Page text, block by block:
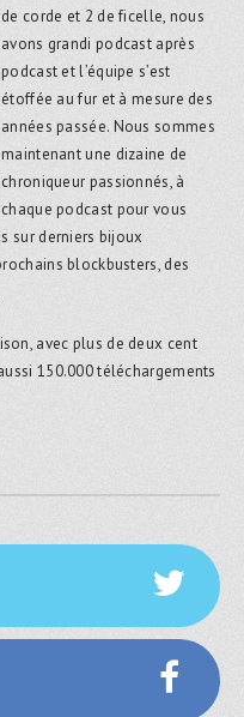
de corde et 2 de ficelle, nous
avons grandi podcast après
podcast et l’équipe s’est
étoffée au fur et à mesure des
années passée. Nous sommes
maintenant une dizaine de
chroniqueur passionnés, à
chaque podcast pour vous
sur derniers bijoux
blockbusters, des
avec plus de deux cent
150.000 téléchargements